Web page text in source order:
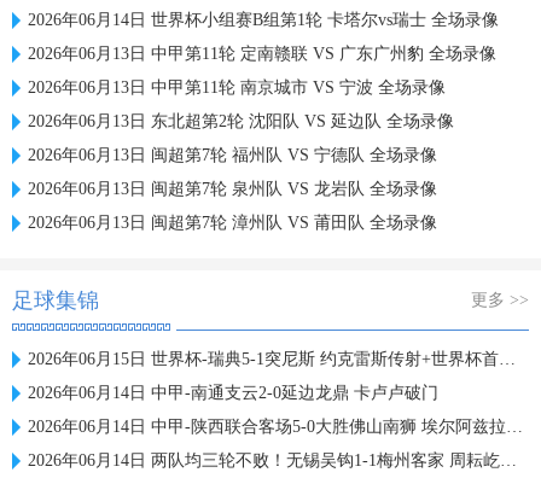
2026年06月14日 世界杯小组赛B组第1轮 卡塔尔vs瑞士 全场录像
2026年06月13日 中甲第11轮 定南赣联 VS 广东广州豹 全场录像
2026年06月13日 中甲第11轮 南京城市 VS 宁波 全场录像
2026年06月13日 东北超第2轮 沈阳队 VS 延边队 全场录像
2026年06月13日 闽超第7轮 福州队 VS 宁德队 全场录像
2026年06月13日 闽超第7轮 泉州队 VS 龙岩队 全场录像
2026年06月13日 闽超第7轮 漳州队 VS 莆田队 全场录像
足球集锦 更多 >>
2026年06月15日 世界杯-瑞典5-1突尼斯 约克雷斯传射+世界杯首球伊萨克1射2传
2026年06月14日 中甲-南通支云2-0延边龙鼎 卡卢卢破门
2026年06月14日 中甲-陕西联合客场5-0大胜佛山南狮 埃尔阿兹拉克1射2传
2026年06月14日 两队均三轮不败！无锡吴钩1-1梅州客家 周耘屹破门杨超声救主